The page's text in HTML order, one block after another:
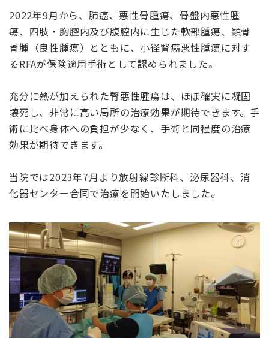
2022年9月から、肺癌、悪性骨腫瘍、骨盤内悪性腫
瘍、四肢・胸腔内及び腹腔内に生じた軟部腫瘍、類骨
骨腫（良性腫瘍）とともに、小径腎癌悪性腫瘍に対す
るRFAが保険適用手術として認められました。
充分に熱が加えられた腎悪性腫瘍は、ほぼ確実に凝固
壊死し、非常に高い局所の治療効果が期待できます。手
術に比べ身体への負担が少なく、手術と同程度の治療
効果が期待できます。
当院では2023年7月より放射線診断科、泌尿器科、消
化器センター合同で治療を開始いたしました。